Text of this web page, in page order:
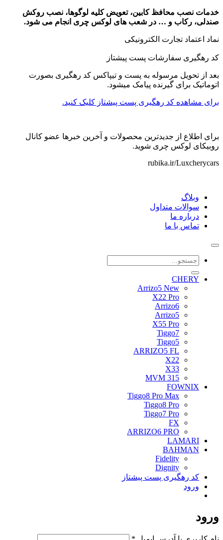
خدمات نصب محافظ کابین، تعویض کلیه لوگوها، نصب روکش
صندلی، رکاب و … در شعب های لوکس چری انجام می شود.
نماد اعتماد تجارت الكترونیكی
کد رهگیری سفارشات پست پیشتاز
بعد از تحویل مرسوله به پست و تیپاکس کد رهگیری بصورت
اتوماتیک برای گیرنده پیامک میشود.
برای مشاهده کد رهگیری پست پیشتاز کلیک کنید.
برای اطلاع از جدیدترین محصولات و آخرین خبرها عضو کانال
روبیکای لوکس چری شوید.
rubika.ir/Luxcherycars
وبلاگ
سوالات متداول
درباره ما
تماس با ما
جستجو
CHERY
Arrizo5 New
X22 Pro
Arrizo6
Arrizo5
X55 Pro
Tiggo7
Tiggo5
ARRIZO5 FL
X22
X33
MVM 315
FOWNIX
Tiggo8 Pro Max
Tiggo8 Pro
Tiggo7 Pro
FX
ARRIZO6 PRO
LAMARI
BAHMAN
Fidelity
Dignity
کد رهگیری پست پیشتاز
ورود
ورود